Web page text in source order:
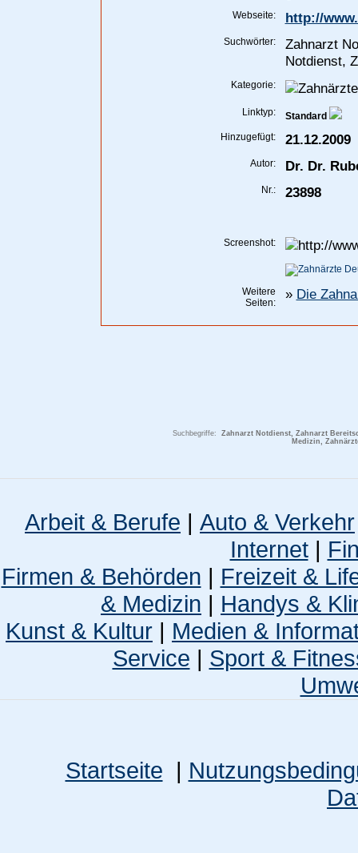
Webseite: http://
Suchwörter:
Zahnarzt
Notdienst,
Kategorie:
Linktyp:
Standard
Hinzugefügt:
21.12.2009
Autor: Dr. Dr.
Nr.: 23898
Screenshot:
Weitere
Seiten:
» Die
Suchbegriffe: Zahnarzt Notdienst, Zahnarzt
Medizin,
Arbeit & Berufe | Auto & Verkehr
Internet|
Firmen & Behörden | Freizeit &
& Medizin | Handys &
Kunst & Kultur | Medien &
Service | Sport &
Startseite |